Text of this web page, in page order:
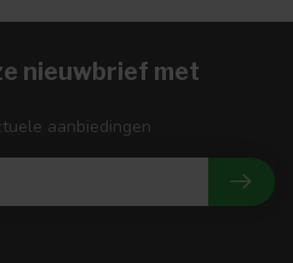
nieuwbrief met
aanbiedingen